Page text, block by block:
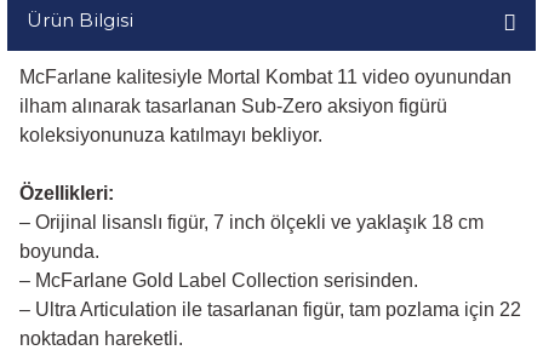
Ürün Bilgisi
McFarlane kalitesiyle Mortal Kombat 11 video oyunundan
ilham alınarak tasarlanan Sub-Zero aksiyon figürü
koleksiyonunuza katılmayı bekliyor.
Özellikleri:
– Orijinal lisanslı figür, 7 inch ölçekli ve yaklaşık 18 cm
boyunda.
– McFarlane Gold Label Collection serisinden.
– Ultra Articulation ile tasarlanan figür, tam pozlama için 22
noktadan hareketli.